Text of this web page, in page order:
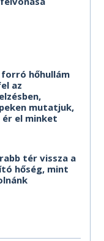
forró hőhullám
az
mutatjuk,
el minket
tér vissza a
hőség, mint